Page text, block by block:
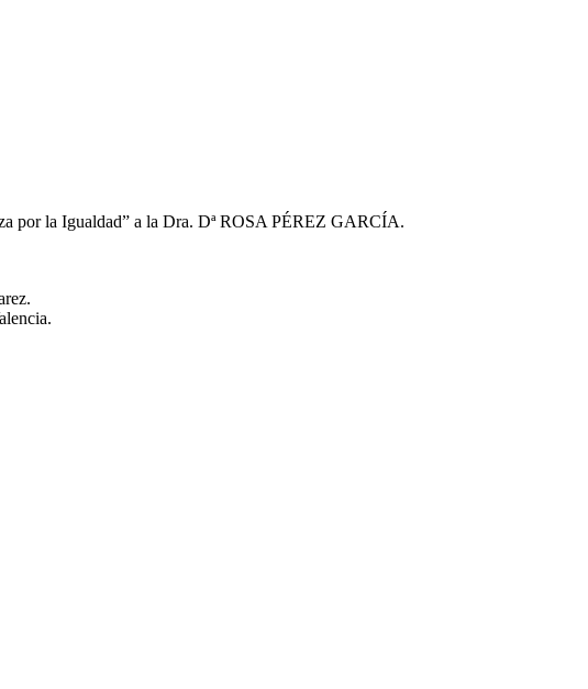
por la Igualdad” a la Dra. Dª ROSA PÉREZ GARCÍA.